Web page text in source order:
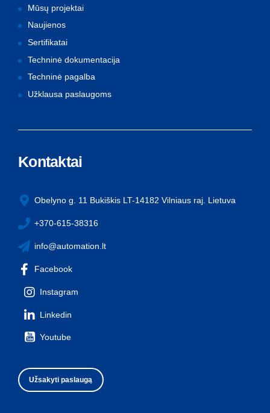
Mūsų projektai
Naujienos
Sertifikatai
Techninė dokumentacija
Techninė pagalba
Užklausa paslaugoms
Kontaktai
Obelyno g. 11 Bukiškis LT-14182 Vilniaus raj. Lietuva
+370-615-38316
info@automation.lt
Facebook
Instagram
Linkedin
Youtube
Užsakyti paslaugą